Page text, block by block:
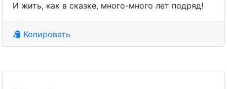
И жить, как в сказке, много-много лет подряд!
Копировать